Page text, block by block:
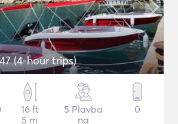
(4-hour trips)
16 ft
5 m
5 Plavba
na
0